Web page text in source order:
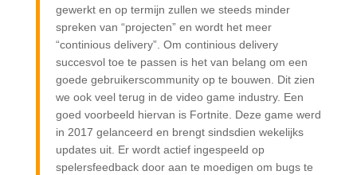
gewerkt en op termijn zullen we steeds minder
spreken van “projecten” en wordt het meer
“continious delivery”. Om continious delivery
succesvol toe te passen is het van belang om een
goede gebruikerscommunity op te bouwen. Dit zien
we ook veel terug in de video game industry. Een
goed voorbeeld hiervan is Fortnite. Deze game werd
in 2017 gelanceerd en brengt sindsdien wekelijks
updates uit. Er wordt actief ingespeeld op
spelersfeedback door aan te moedigen om bugs te